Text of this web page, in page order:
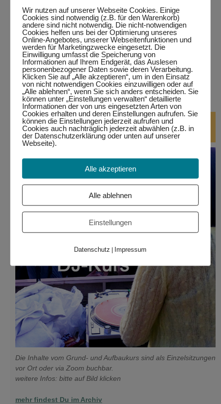
…in Marktoberdorf
…in Wertach
alle Termine
bitte auf den jeweiligen Link klicken.Eine Teilnahme ist nur
mit Anmeldung möglich!
DJ-Kurse
Die Inhalte vom Grund- und Aufbaukurs sind als Einzelsitzungen
vor Ort oder via Zoom buchbar.
weitere Infos: bitte auf Bild klicken
mehr findest Du im Archiv
Wir nutzen auf unserer Webseite Cookies. Einige
Cookies sind notwendig (z.B. für den Warenkorb)
andere sind nicht notwendig. Die nicht-notwendigen
Cookies helfen uns bei der Optimierung unseres
Online-Angebotes, unserer Webseitenfunktionen und
werden für Marketingzwecke eingesetzt. Die
Einwilligung umfasst die Speicherung von
Informationen auf Ihrem Endgerät, das Auslesen
personenbezogener Daten sowie deren Verarbeitung.
Klicken Sie auf „Alle akzeptieren“, um in den Einsatz
von nicht notwendigen Cookies einzuwilligen oder auf
„Alle ablehnen“, wenn Sie sich anders entscheiden. Sie
können unter „Einstellungen verwalten“ detaillierte
Informationen der von uns eingesetzten Arten von
Cookies erhalten und deren Einstellungen aufrufen. Sie
können die Einstellungen jederzeit aufrufen und
Cookies auch nachträglich jederzeit abwählen (z.B. in
der Datenschutzerklärung oder unten auf unserer
Webseite).
Alle akzeptieren
Alle ablehnen
Einstellungen
Datenschutz | Impressum